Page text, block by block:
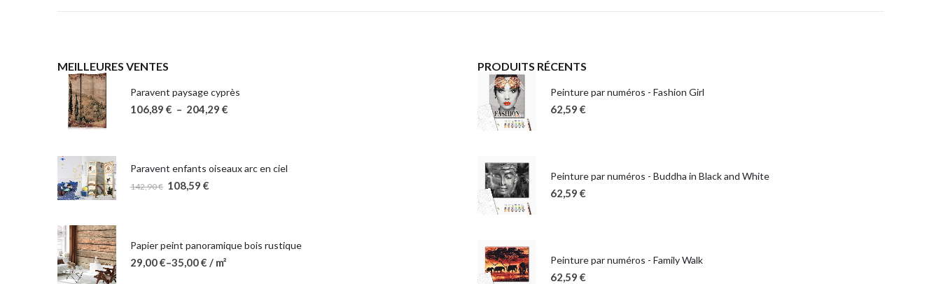
MEILLEURES VENTES
Paravent paysage cyprès
106,89 € – 204,29 €
Paravent enfants oiseaux arc en ciel
142,90€ 108,59 €
Papier peint panoramique bois rustique
29,00€–35,00€ / m²
PRODUITS RÉCENTS
Peinture par numéros - Fashion Girl
62,59 €
Peinture par numéros - Buddha in Black and White
62,59 €
Peinture par numéros - Family Walk
62,59 €